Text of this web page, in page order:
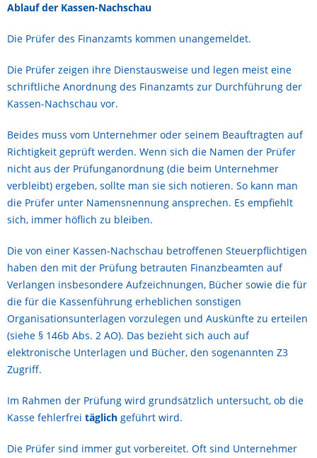
Ablauf der Kassen-Nachschau
Die Prüfer des Finanzamts kommen unangemeldet.
Die Prüfer zeigen ihre Dienstausweise und legen meist eine
schriftliche Anordnung des Finanzamts zur Durchführung der
Kassen-Nachschau vor.
Beides muss vom Unternehmer oder seinem Beauftragten auf
Richtigkeit geprüft werden. Wenn sich die Namen der Prüfer
nicht aus der Prüfunganordnung (die beim Unternehmer
verbleibt) ergeben, sollte man sie sich notieren. So kann man
die Prüfer unter Namensnennung ansprechen. Es empfiehlt
sich, immer höflich zu bleiben.
Die von einer Kassen-Nachschau betroffenen Steuerpflichtigen
haben den mit der Prüfung betrauten Finanzbeamten auf
Verlangen insbesondere Aufzeichnungen, Bücher sowie die für
die für die Kassenführung erheblichen sonstigen
Organisationsunterlagen vorzulegen und Auskünfte zu erteilen
(siehe § 146b Abs. 2 AO). Das bezieht sich auch auf
elektronische Unterlagen und Bücher, den sogenannten Z3
Zugriff.
Im Rahmen der Prüfung wird grundsätzlich untersucht, ob die
Kasse fehlerfrei täglich geführt wird.
Die Prüfer sind immer gut vorbereitet. Oft sind Unternehmer